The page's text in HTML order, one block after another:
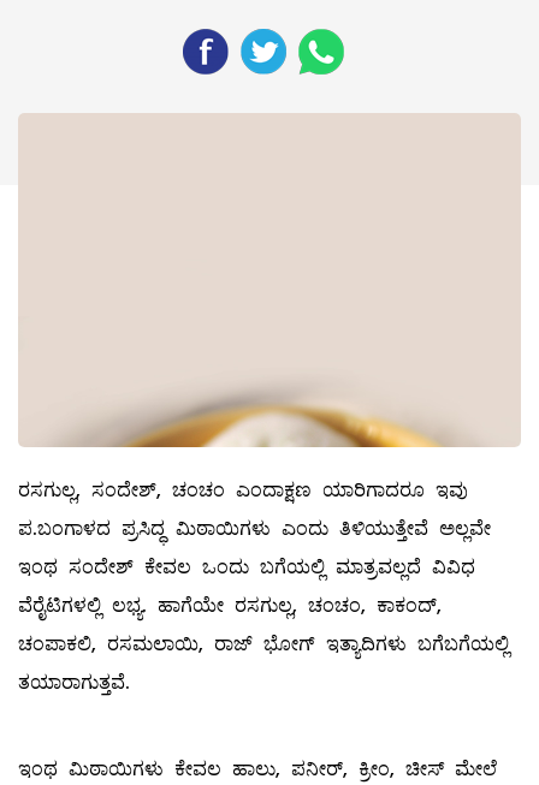
ರಸಗುಲ್ಲ, ಸಂದೇಶ್‌, ಚಂಚಂ ಎಂದಾಕ್ಷಣ ಯಾರಿಗಾದರೂ ಇವು
ಪ.ಬಂಗಾಳದ ಪ್ರಸಿದ್ಧ ಮಿಠಾಯಿಗಳು ಎಂದು ತಿಳಿಯುತ್ತೇವೆ ಅಲ್ಲವೇ
ಇಂಥ ಸಂದೇಶ್‌ ಕೇವಲ ಒಂದು ಬಗೆಯಲ್ಲಿ ಮಾತ್ರವಲ್ಲದೆ ವಿವಿಧ
ವೆರೈಟಿಗಳಲ್ಲಿ ಲಭ್ಯ. ಹಾಗೆಯೇ ರಸಗುಲ್ಲ, ಚಂಚಂ, ಕಾಕಂದ್‌,
ಚಂಪಾಕಲಿ, ರಸಮಲಾಯಿ, ರಾಜ್‌ ಭೋಗ್‌ ಇತ್ಯಾದಿಗಳು ಬಗೆಬಗೆಯಲ್ಲಿ
ತಯಾರಾಗುತ್ತವೆ.
ಇಂಥ ಮಿಠಾಯಿಗಳು ಕೇವಲ ಹಾಲು, ಪನೀರ್‌, ಕ್ರೀಂ, ಚೀಸ್‌ ಮೇಲೆ